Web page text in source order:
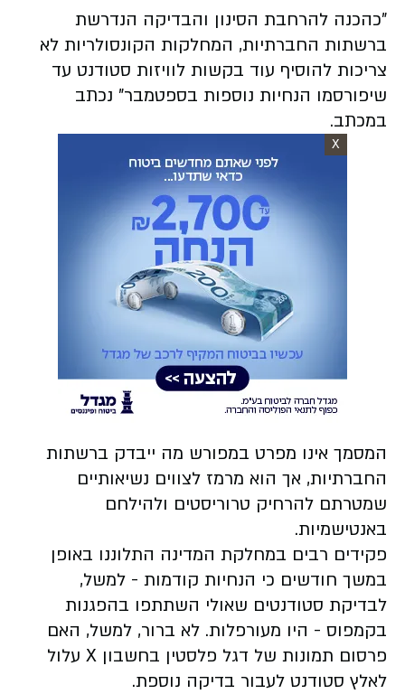
"כהכנה להרחבת הסינון והבדיקה הנדרשת
ברשתות החברתיות, המחלקות הקונסולריות לא
צריכות להוסיף עוד בקשות לוויזות סטודנט עד
שיפורסמו הנחיות נוספות בספטמבר" נכתב
במכתב.
X
המסמך אינו מפרט במפורש מה ייבדק ברשתות
החברתיות, אך הוא מרמז לצווים נשיאותיים
שמטרתם להרחיק טרוריסטים ולהילחם
באנטישמיות.
פקידים רבים במחלקת המדינה התלוננו באופן
במשך חודשים כי הנחיות קודמות - למשל,
לבדיקת סטודנטים שאולי השתתפו בהפגנות
בקמפוס - היו מעורפלות. לא ברור, למשל, האם
פרסום תמונות של דגל פלסטין בחשבון X עלול
לאלץ סטודנט לעבור בדיקה נוספת.